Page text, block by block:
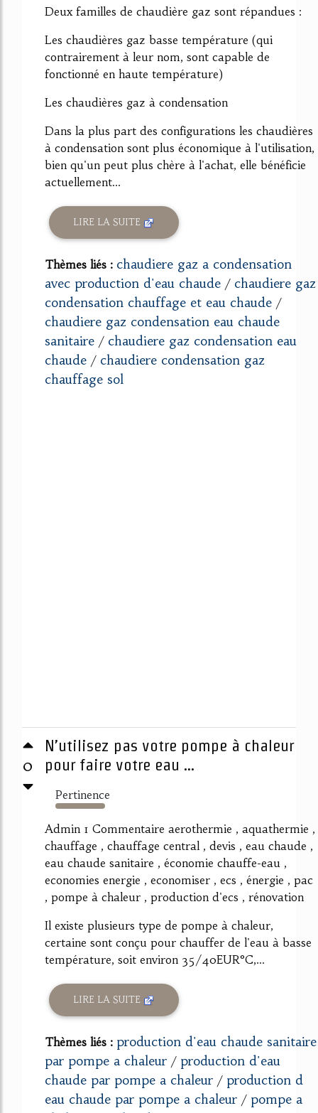
Deux familles de chaudière gaz sont répandues :
Les chaudières gaz basse température (qui
contrairement à leur nom, sont capable de
fonctionné en haute température)
Les chaudières gaz à condensation
Dans la plus part des configurations les chaudières
à condensation sont plus économique à l'utilisation,
bien qu'un peut plus chère à l'achat, elle bénéficie
actuellement...
LIRE LA SUITE
Thèmes liés : chaudiere gaz a condensation
avec production d'eau chaude / chaudiere gaz
condensation chauffage et eau chaude /
chaudiere gaz condensation eau chaude
sanitaire / chaudiere gaz condensation eau
chaude / chaudiere condensation gaz
chauffage sol
0
N’utilisez pas votre pompe à chaleur
pour faire votre eau ...
Pertinence
1039%
Admin 1 Commentaire aerothermie , aquathermie ,
chauffage , chauffage central , devis , eau chaude ,
eau chaude sanitaire , économie chauffe-eau ,
economies energie , economiser , ecs , énergie , pac
, pompe à chaleur , production d'ecs , rénovation
Il existe plusieurs type de pompe à chaleur,
certaine sont conçu pour chauffer de l'eau à basse
température, soit environ 35/40EUR°C,...
LIRE LA SUITE
Thèmes liés : production d'eau chaude sanitaire
par pompe a chaleur / production d'eau
chaude par pompe a chaleur / production d
eau chaude par pompe a chaleur / pompe a